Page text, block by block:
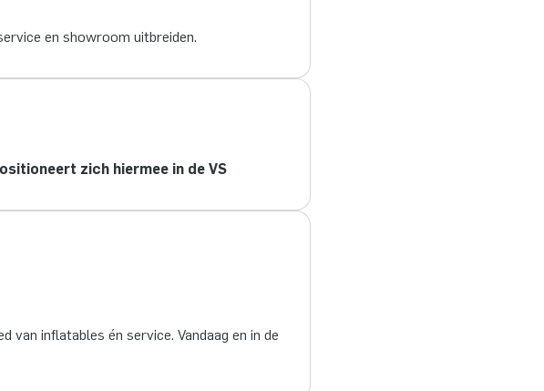
en showroom uitbreiden.
zich hiermee in de VS
van inflatables én service. Vandaag en in de